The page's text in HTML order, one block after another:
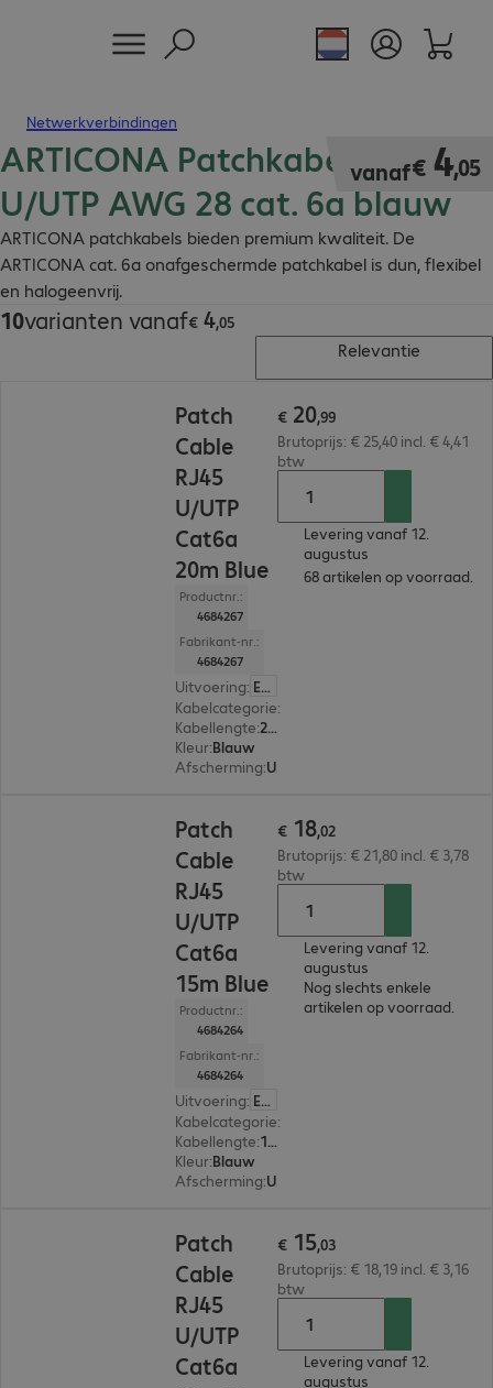
Netwerkverbindingen
ARTICONA Patchkabel RJ45
U/UTP AWG 28 cat. 6a blauw
ARTICONA patchkabels bieden premium kwaliteit. De
ARTICONA cat. 6a onafgeschermde patchkabel is dun, flexibel
en halogeenvrij.
vanaf€ 4,05
€ 4,05
10varianten vanaf€ 4,05
€ 4,05
Relevantie
Patch
Cable
RJ45
U/UTP
Cat6a
20m Blue
Productnr.:
4684267
Fabrikant-nr.:
4684267
Uitvoering: Europa
Kabelcategorie:
Kabellengte: 20 m
Kleur:Blauw
Afscherming: U/UTP
€ 20,99
Brutoprijs: € 25,40 incl. € 4,41
btw
Levering vanaf 12.
augustus
68 artikelen op voorraad.
Patch
Cable
RJ45
U/UTP
Cat6a
15m Blue
Productnr.:
4684264
Fabrikant-nr.:
4684264
Uitvoering: Europa
Kabelcategorie:
Kabellengte: 15 m
Kleur:Blauw
Afscherming: U/UTP
€ 18,02
Brutoprijs: € 21,80 incl. € 3,78
btw
Levering vanaf 12.
augustus
Nog slechts enkele
artikelen op voorraad.
Patch
Cable
RJ45
U/UTP
Cat6a
€ 15,03
Brutoprijs: € 18,19 incl. € 3,16
btw
Levering vanaf 12.
augustus